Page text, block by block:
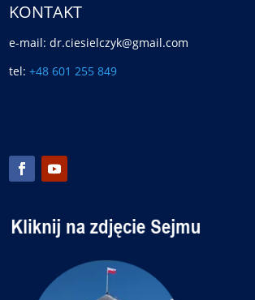
KONTAKT
e-mail: dr.ciesielczyk@gmail.com
tel:+48 601 255 849